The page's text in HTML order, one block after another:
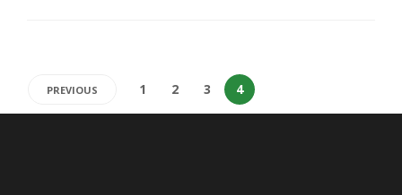
PREVIOUS 1 2 3 4